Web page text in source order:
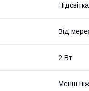
Від
2 Вт
Менш